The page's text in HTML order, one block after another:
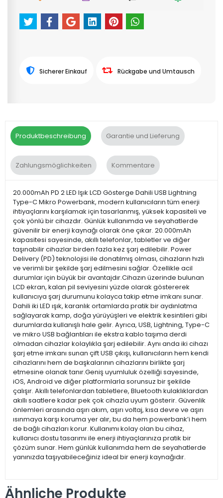
Sicherer Einkauf Rückgabe und Umtausch
Produktbeschreibung Garantie und Lieferung
Zahlungsmöglichkeiten Kommentare
20.000mAh PD 2 LED Işık LCD Gösterge Dahili USB Lightning
Type-C Mikro Powerbank, modern kullanıcıların tüm enerji
ihtiyaçlarını karşılamak için tasarlanmış, yüksek kapasiteli ve
çok yönlü bir cihazdır. Günlük kullanımda ve seyahatlerde
güvenilir bir enerji kaynağı olarak öne çıkar. 20.000mAh
kapasitesi sayesinde, akıllı telefonlar, tabletler ve diğer
taşınabilir cihazlar birden fazla kez şarj edilebilir. Power
Delivery (PD) teknolojisi ile donatılmış olması, cihazların hızlı
ve verimli bir şekilde şarj edilmesini sağlar. Özellikle acil
durumlar için büyük bir avantajdır.Cihazın üzerinde bulunan
LCD ekran, kalan pil seviyesini yüzde olarak göstererek
kullanıcıya şarj durumunu kolayca takip etme imkanı sunar.
Dahili iki LED ışık, karanlık ortamlarda pratik bir aydınlatma
sağlayarak kamp, doğa yürüyüşleri ve elektrik kesintileri gibi
durumlarda kullanışlı hale gelir. Ayrıca, USB, Lightning, Type-C
ve mikro USB bağlantıları ile ekstra kablo taşıma derdi
olmadan cihazlar kolaylıkla şarj edilebilir. Aynı anda iki cihazı
şarj etme imkanı sunan çift USB çıkışı, kullanıcıların hem kendi
cihazlarını hem de başkalarının cihazlarını birlikte şarj
etmesine olanak tanır.Geniş uyumluluk özelliği sayesinde,
iOS, Android ve diğer platformlarla sorunsuz bir şekilde
çalışır. Akıllı telefonlardan tabletlere, Bluetooth kulaklıklardan
akıllı saatlere kadar pek çok cihazla uyum gösterir. Güvenlik
önlemleri arasında aşırı akım, aşırı voltaj, kısa devre ve aşırı
ısınmaya karşı koruma yer alır, bu da hem powerbank’i hem
de bağlı cihazları korur. Kullanımı kolay olan bu cihaz,
kullanıcı dostu tasarımı ile enerji ihtiyaçlarınıza pratik bir
çözüm sunar. Hem günlük kullanımda hem de seyahatlerde
yanınızda taşıyabileceğiniz ideal bir enerji kaynağıdır.
Ähnliche Produkte